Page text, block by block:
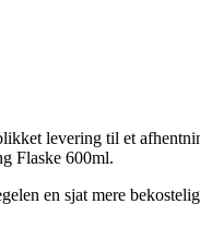
levering til et
Flaske 600ml.
en sjat mere